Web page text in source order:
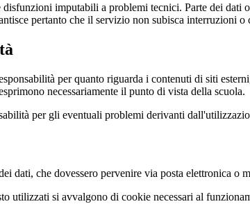
imputabili a problemi tecnici. Parte dei
pertanto che il servizio non subisca interruzioni
per quanto riguarda i contenuti di siti
necessariamente il punto di vista della scuola.
per gli eventuali problemi derivanti
dati, che dovessero pervenire via posta elettronica
utilizzati si avvalgono di cookie necessari al